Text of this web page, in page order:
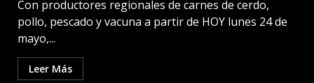
Con productores regionales de carnes de cerdo,
pollo, pescado y vacuna a partir de HOY lunes 24 de
mayo,...
Leer Más